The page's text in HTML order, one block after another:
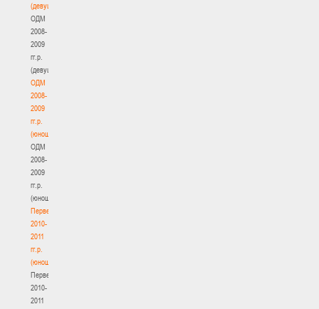
(девушки)
ОДМ
2008-
2009
гг.р.
(девушки)
ОДМ
2008-
2009
гг.р.
(юноши)
ОДМ
2008-
2009
гг.р.
(юноши)
Первенство
2010-
2011
гг.р.
(юноши)
Первенство
2010-
2011